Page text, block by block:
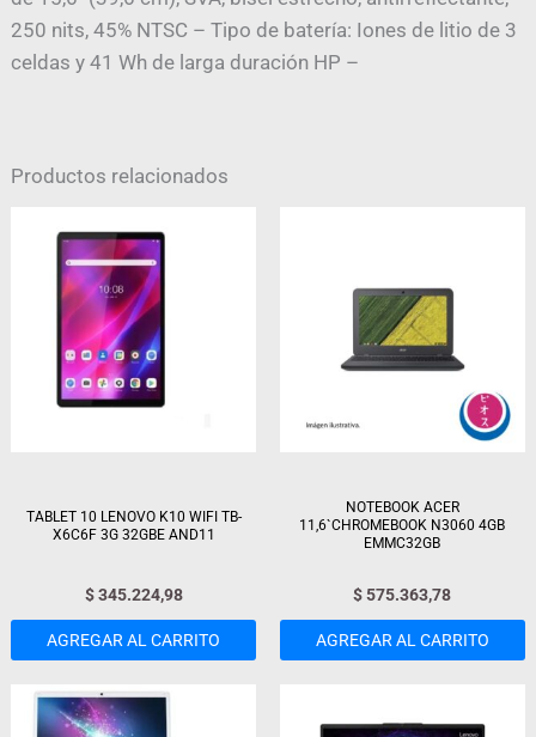
250 nits, 45% NTSC – Tipo de batería: Iones de litio de 3
celdas y 41 Wh de larga duración HP –
Productos relacionados
TABLET 10 LENOVO K10 WIFI TB-
X6C6F 3G 32GBE AND11
$345.224,98
AGREGAR AL CARRITO
NOTEBOOK ACER
11,6`CHROMEBOOK N3060 4GB
EMMC32GB
$575.363,78
AGREGAR AL CARRITO